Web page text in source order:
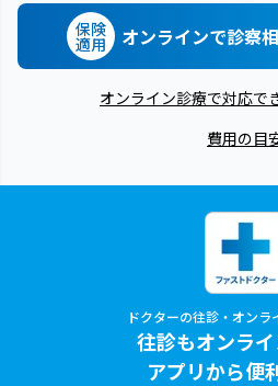
保険
適用 オンラインで診察
オンライン診療で対応で
費用の目
ドクターの往診・オンラ
往診もオンラ
アプリから便